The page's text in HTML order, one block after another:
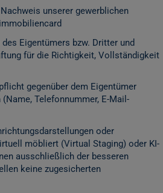
unserer gewerblichen
Eigentümers bzw. Dritter und
für die Richtigkeit, Vollständigkeit
gegenüber dem Eigentümer
Telefonnummer, E-Mail-
oder
möbliert (Virtual Staging) oder KI-
ausschließlich der besseren
keine zugesicherten